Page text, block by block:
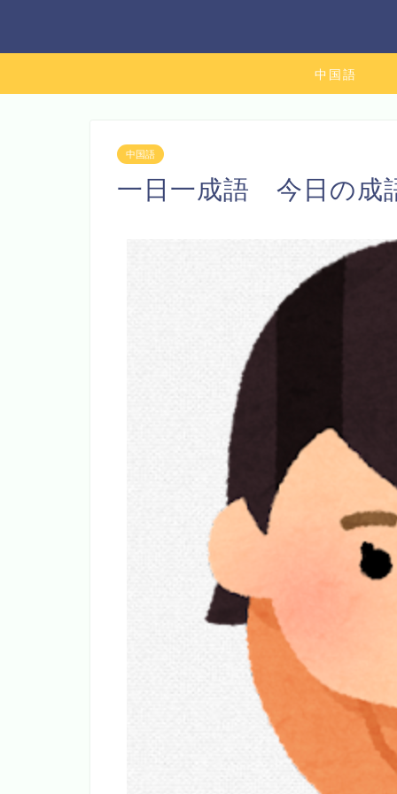
中国語
中国語
一日一成語 今日の成